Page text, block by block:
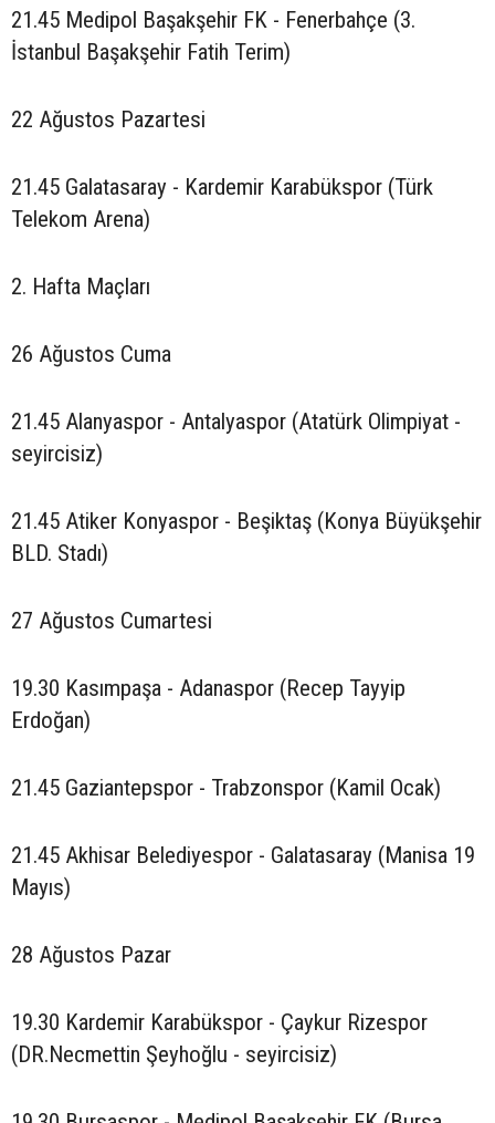
21.45 Medipol Başakşehir FK - Fenerbahçe (3.
İstanbul Başakşehir Fatih Terim)
22 Ağustos Pazartesi
21.45 Galatasaray - Kardemir Karabükspor (Türk
Telekom Arena)
2. Hafta Maçları
26 Ağustos Cuma
21.45 Alanyaspor - Antalyaspor (Atatürk Olimpiyat -
seyircisiz)
21.45 Atiker Konyaspor - Beşiktaş (Konya Büyükşehir
BLD. Stadı)
27 Ağustos Cumartesi
19.30 Kasımpaşa - Adanaspor (Recep Tayyip
Erdoğan)
21.45 Gaziantepspor - Trabzonspor (Kamil Ocak)
21.45 Akhisar Belediyespor - Galatasaray (Manisa 19
Mayıs)
28 Ağustos Pazar
19.30 Kardemir Karabükspor - Çaykur Rizespor
(DR.Necmettin Şeyhoğlu - seyircisiz)